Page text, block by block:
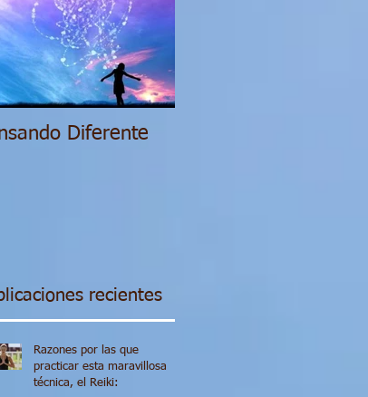
Diferente
recientes
Razones por las que
practicar esta maravillosa
técnica, el Reiki: